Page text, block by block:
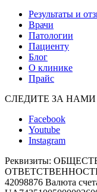
Результаты и
Врачи
Патологии
Пациенту
Блог
О клинике
Прайс
СЛЕДИТЕ ЗА НАМИ
Facebook
Youtube
Instagram
Реквизиты:
42098876 Валюта